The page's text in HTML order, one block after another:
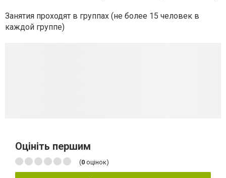
Занятия проходят в группах (не более 15 человек в
каждой группе)
Оцініть першим
(0 оцінок)